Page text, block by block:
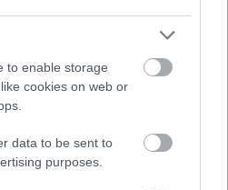
to enable storage
cookies on web or
data to be sent to
purposes.
S motorovou pílou sa
dokáže aj podpísať.
montovaný domček v
duchu tradícií